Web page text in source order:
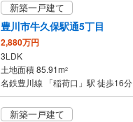
新築一戸建て
豊川市牛久保駅通5丁目
2,880万円
3LDK
土地面積 85.91m2
名鉄豊川線 「稲荷口」駅 徒歩16分
新築一戸建て